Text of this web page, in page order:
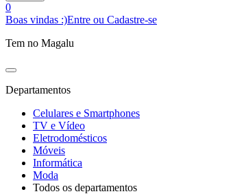
0
Boas vindas :)Entre ou Cadastre-se
Tem no Magalu
Departamentos
Celulares e Smartphones
TV e Vídeo
Eletrodomésticos
Móveis
Informática
Moda
Todos os departamentos